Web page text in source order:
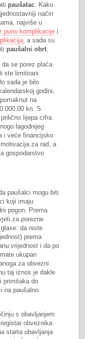
paušalac . Kako
način
najviše u
puno komplikacije i
, a sada su
paušalni obrt
da se porez plaća
ste limitirani
sada je bilo
godini,
na
kn. S
lijepa cifra
lagodnijeg
i veće financijsko
za rad, a
gospodarstvo
paušalci mogu biti
koji imaju
pogon. Prema
za porezne
da niste
prema
vrijednost i da po
ukupan
za obvezni
taj iznos je dakle
primitaka do
na paušalno
s obavljanjem
obveznika
starta obavljanja